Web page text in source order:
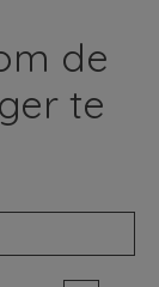
de
te